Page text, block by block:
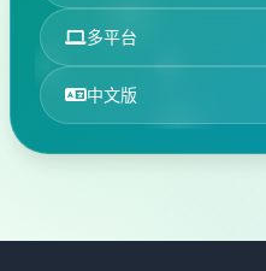
多平台
中文版